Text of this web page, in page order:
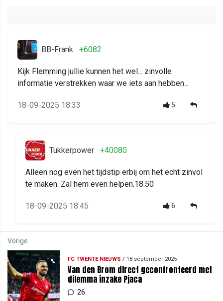
BB-Frank +6082
Kijk Flemming jullie kunnen het wel... zinvolle
informatie verstrekken waar we iets aan hebben...
18-09-2025 18:33 5
Tukkerpower +40080
Alleen nog even het tijdstip erbij om het echt zinvol
te maken. Zal hem even helpen.18.50
18-09-2025 18:45 6
Vorige
FC TWENTE NIEUWS / 18 september 2025
Van den Brom direct geconfronteerd met
dilemma inzake Pjaca
26